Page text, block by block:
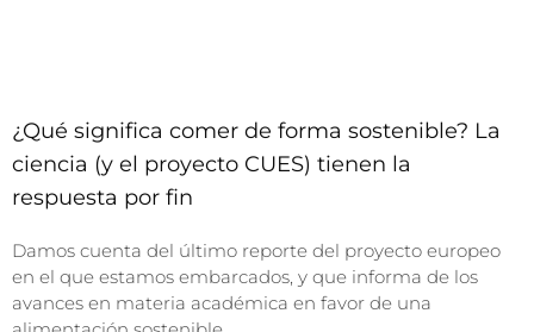
¿Qué significa comer de forma sostenible? La
ciencia (y el proyecto CUES) tienen la
respuesta por fin
Damos cuenta del último reporte del proyecto europeo
en el que estamos embarcados, y que informa de los
avances en materia académica en favor de una